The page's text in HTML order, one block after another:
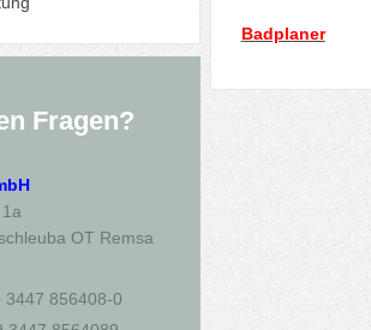
Badplaner
Fragen?
OT Remsa
856408-0